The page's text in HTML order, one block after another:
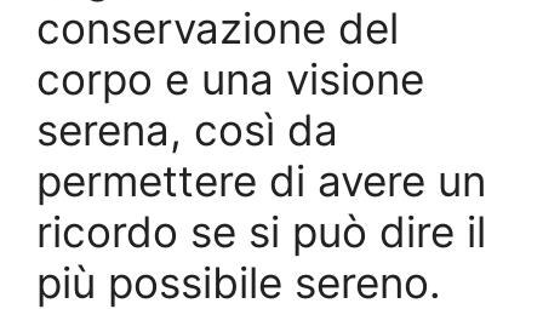
conservazione del
corpo e una visione
serena, così da
permettere di avere un
ricordo se si può dire il
più possibile sereno.